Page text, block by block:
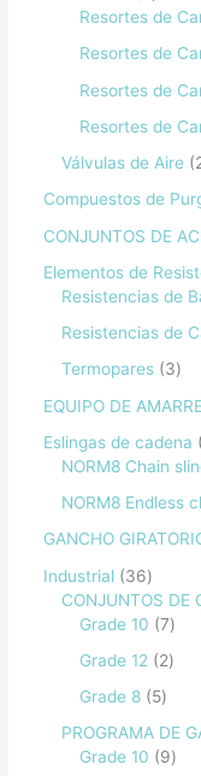
Resortes de
Resortes de
Resortes de
Resortes de
Válvulas de Aire
Compuestos de
CONJUNTOS DE
Elementos de
Resistencias de
Resistencias de
Termopares
3
EQUIPO DE
Eslingas de cadena
NORM8 Chain
NORM8 Endless
GANCHO
Industrial
36
CONJUNTOS DE
Grade 10
7
Grade 12
2
Grade 8
5
PROGRAMA DE
Grade 10
9